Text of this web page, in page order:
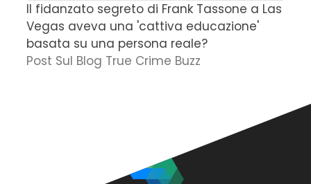
Il fidanzato segreto di Frank Tassone a Las
Vegas aveva una 'cattiva educazione'
basata su una persona reale?
Post Sul Blog True Crime Buzz